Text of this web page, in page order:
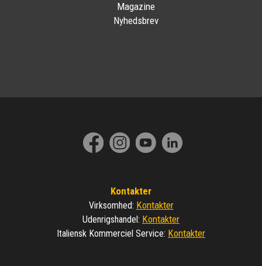
Magazine
Nyhedsbrev
Kontakter
Virksomhed: Kontakter
Udenrigshandel: Kontakter
Italiensk Kommerciel Service: Kontakter